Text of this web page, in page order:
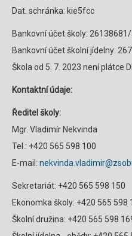
Dat. schránka: kie5fcc
Bankovní účet školy:
Bankovní účet školní jídelny:
Škola od 5. 7. 2023 není plátce
Kontaktní údaje:
Ředitel školy:
Mgr. Vladimír Nekvinda
Tel.: +420 565 598 100
E-mail:
Sekretariát: +420 565 598 150
Ekonomka školy: +420 565 598
Školní družina: +420 565 598